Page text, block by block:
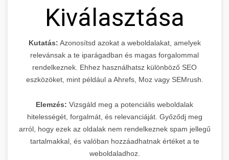
Kiválasztása
Kutatás: Azonosítsd azokat a weboldalakat, amelyek
relevánsak a te iparágadban és magas forgalommal
rendelkeznek. Ehhez használhatsz különböző SEO
eszközöket, mint például a Ahrefs, Moz vagy SEMrush.
Elemzés: Vizsgáld meg a potenciális weboldalak
hitelességét, forgalmát, és relevanciáját. Győződj meg
arról, hogy ezek az oldalak nem rendelkeznek spam jellegű
tartalmakkal, és valóban hozzáadhatnak értéket a te
weboldaladhoz.